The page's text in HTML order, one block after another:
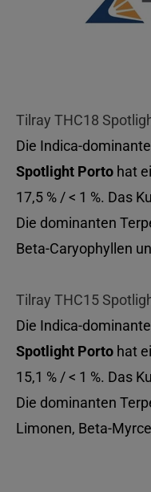
Tilray THC18
Die Indica-
Spotlight Porto hat
17,5 % / < 1 %. Das
Die dominanten
Beta-Caryophyllen
Tilray THC15
Die Indica-
Spotlight Porto hat
15,1 % / < 1 %. Das
Die dominanten
Limonen, Beta-